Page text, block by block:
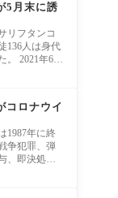
5月末に誘
リフタンコ
136人は身代
。 2021年6月
コロナウイ
1987年に終
争犯罪、弾
、即決処刑